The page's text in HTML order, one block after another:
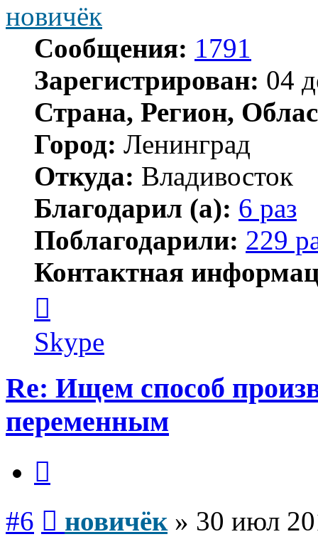
новичёк
Сообщения: 1791
Зарегистрирован: 04
Страна, Регион,
Город: Ленинград
Откуда: Владивосток
Благодарил (а): 6 раз
Поблагодарили: 229
Контактная
пользователя
новичёк
Skype
Re: Ищем способ
переменным
#6 новичёк » 30 июл